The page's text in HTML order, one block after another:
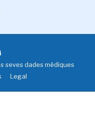
seves dades mèdiques
Legal